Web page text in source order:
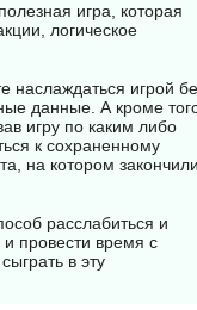
игра, которая
логическое
наслаждаться игрой
данные. А кроме
игру по каким либо
к сохраненному
на котором
расслабиться и
провести время с
в эту